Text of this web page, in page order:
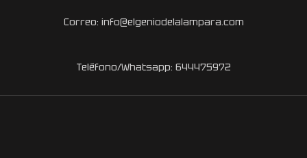
Correo: info@elgeniodelalampara.com
Teléfono/Whatsapp: 644475972